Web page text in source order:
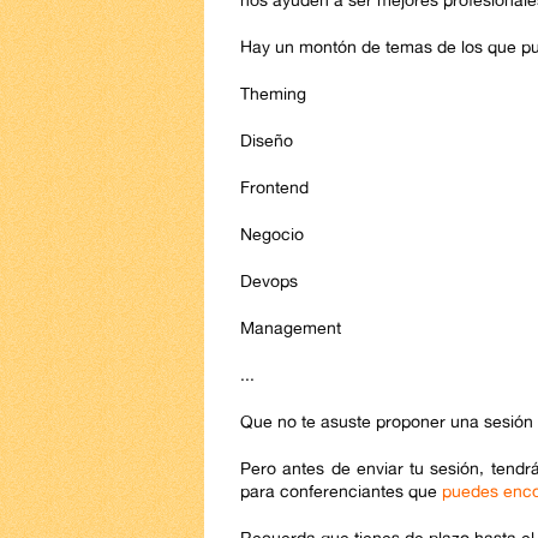
Hay un montón de temas de los que
Theming
Diseño
Frontend
Negocio
Devops
Management
...
Que no te asuste proponer una
Pero antes de enviar tu sesión,
para conferenciantes que puedes